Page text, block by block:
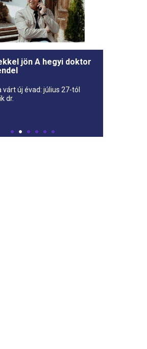
jön A hegyi doktor
várt új évad: július 27-tól
dr.